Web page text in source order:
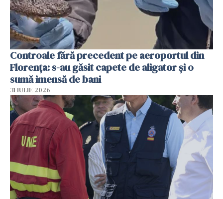
Controale fără precedent pe aeroportul din
Florența: s-au găsit capete de aligator și o
sumă imensă de bani
31 IULIE 2026